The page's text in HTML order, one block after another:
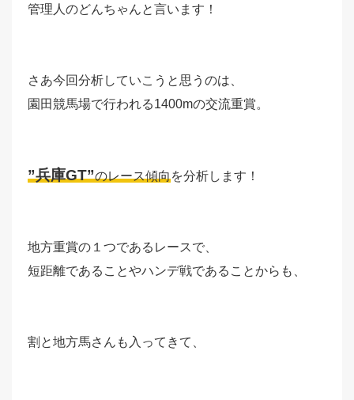
管理人のどんちゃんと言います！
さあ今回分析していこうと思うのは、
園田競馬場で行われる1400mの交流重賞。
”兵庫GT”のレース傾向を分析します！
地方重賞の１つであるレースで、
短距離であることやハンデ戦であることからも、
割と地方馬さんも入ってきて、